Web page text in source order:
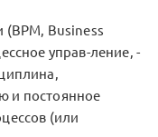
(BPM, Business
управ-ление, -
и постоянное
(или